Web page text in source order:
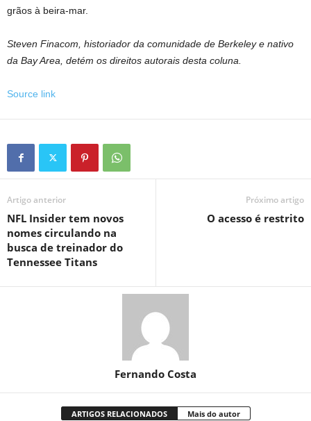
grãos à beira-mar.
Steven Finacom, historiador da comunidade de Berkeley e nativo
da Bay Area, detém os direitos autorais desta coluna.
Source link
Artigo anterior
NFL Insider tem novos
nomes circulando na
busca de treinador do
Tennessee Titans
Próximo artigo
O acesso é restrito
Fernando Costa
ARTIGOS RELACIONADOS Mais do autor